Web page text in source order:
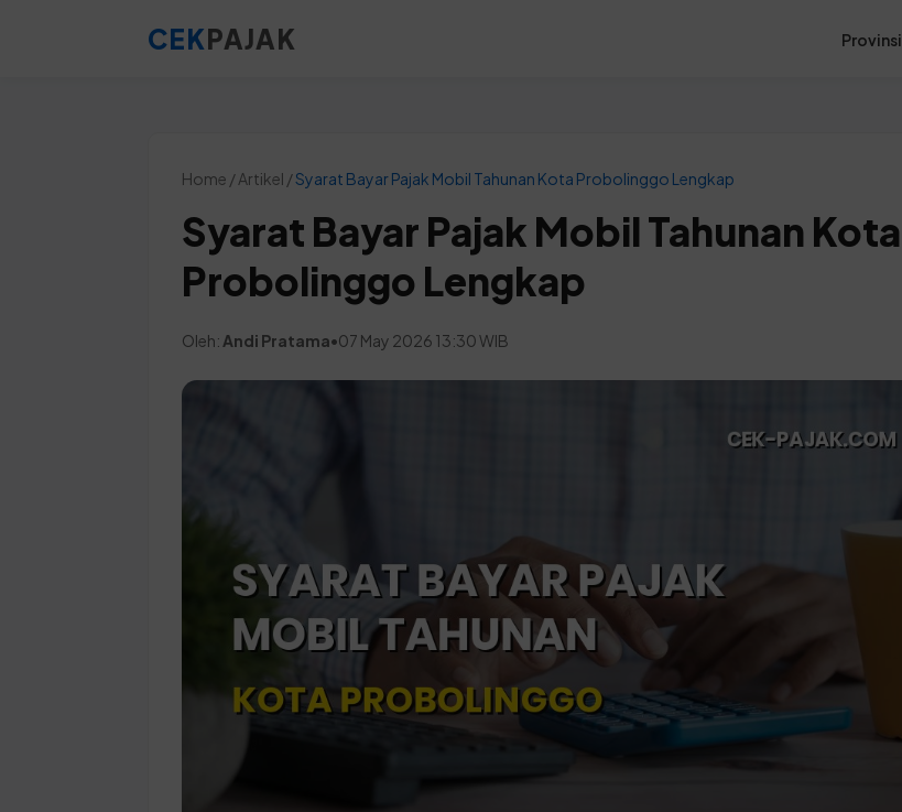
CEKPAJAK Provinsi
Home / Artikel /Syarat Bayar Pajak Mobil Tahunan Kota Probolinggo Lengkap
Syarat Bayar Pajak Mobil Tahunan Kota
Probolinggo Lengkap
Oleh: Andi Pratama•07 May 2026 13:30 WIB